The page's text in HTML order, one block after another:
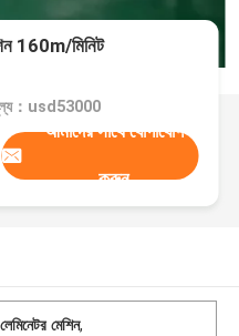
160m/মিনিট
：usd53000
আমাদের সাথে যোগাযোগ
করুন
মেশিন,